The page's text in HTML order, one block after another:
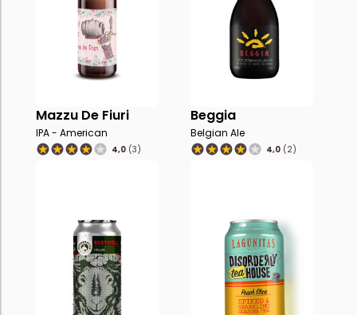
Mazzu De Fiuri
IPA - American
4,0 (3)
Beggia
Belgian Ale
4,0 (2)